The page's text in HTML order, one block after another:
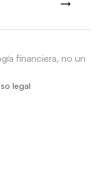
financiera, no un
legal